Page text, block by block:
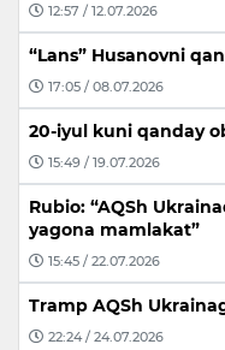
12:57 / 12.07.2026
“Lans” Husanovni
17:05 / 08.07.2026
20-iyul kuni qanday
15:49 / 19.07.2026
Rubio: “AQSh
yagona mamlakat”
15:45 / 22.07.2026
Tramp AQSh
22:24 / 24.07.2026